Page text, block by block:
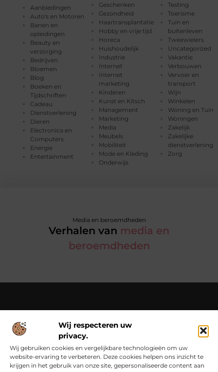
Wij respecteren uw
privacy.
Wij gebruiken cookies en vergelijkbare technologieën om uw
website-ervaring te verbeteren. Deze cookies helpen ons inzicht te
krijgen in het gebruik van onze site, gepersonaliseerde content aan
Aanbiedingen
Auto's en Motoren
Banen en
opleidingen
Beauty en
verzorging
Bedrijven
Bloemen
Blog
Boeken en
Tijdschriften
Cadeau
Dienstverlening
Dieren
Electronica en
Computers
Energie
Entertainment
Geschenken
Gezondheid
Haartransplantatie
Hobby en vrije tijd
Horeca
Huishoudelijk
Industrie
Internet
Internet
marketing
Kinderen
Kunst en Kitsch
Management
Marketing
Media
Meubels
Mobiliteit
Mode en Kleding
Onderwijs
Testing
Toerisme
Tuin en
buitenleven
Tweewielers
Uncategorized
Vakantie
Verbouwen
Vervoer en
transport
Wijn
Winkelen
Woning en Tuin
Woningen
Zakelijk
Zakelijke
dienstverlening
Zorg
Media en beroemdheden
Verhalen van media en
beroemdheden
Van praktische tips tot bijzondere verhalen – lees en beleef
het op Chondropython.nl.
Duik in een rijke verzameling artikelen die je inspireren en je
dagelijks leven een frisse kijk geven.